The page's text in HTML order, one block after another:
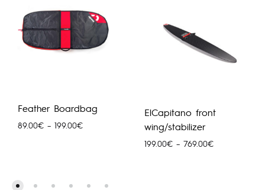
Feather Boardbag
89.00€ – 199.00€Hinnavahemik:
ElCapitano front
wing/stabilizer
199.00€ – 769.00€Hinnavahemik: